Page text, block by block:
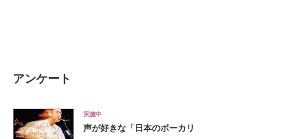
アンケート
実施中
声が好きな「日本のボーカリ